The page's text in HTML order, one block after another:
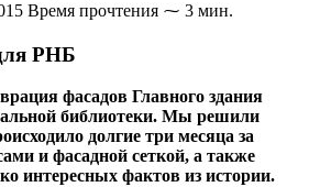
Время прочтения ⁓ 3 мин.
РНБ
фасадов Главного здания
библиотеки. Мы решили
долгие три месяца за
и фасадной сеткой, а также
интересных фактов из истории.